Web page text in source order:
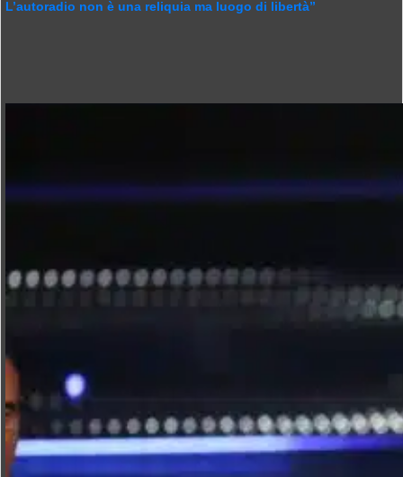
L’autoradio non è una reliquia ma luogo di libertà”